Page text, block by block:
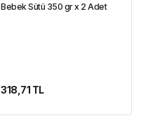
Bebek Sütü 350 gr x 2 Adet
318,71 TL